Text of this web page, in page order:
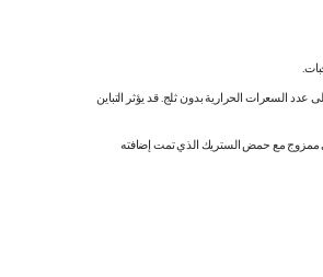
السعرات الحرارية بدون ثلج. قد يؤثر التباين
ممزوج مع حمض الستريك الذي تمت إضافته